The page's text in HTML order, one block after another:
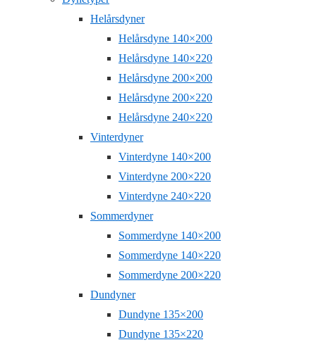
Helårsdyner
Helårsdyne 140×200
Helårsdyne 140×220
Helårsdyne 200×200
Helårsdyne 200×220
Helårsdyne 240×220
Vinterdyner
Vinterdyne 140×200
Vinterdyne 200×220
Vinterdyne 240×220
Sommerdyner
Sommerdyne 140×200
Sommerdyne 140×220
Sommerdyne 200×220
Dundyner
Dundyne 135×200
Dundyne 135×220